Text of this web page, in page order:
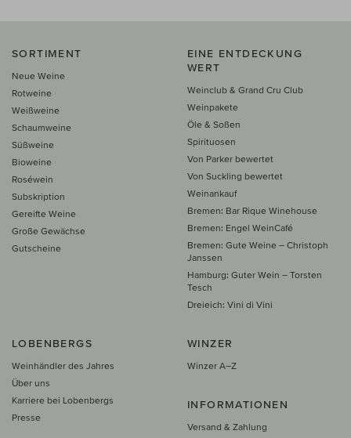
SORTIMENT
Neue Weine
Rotweine
Weißweine
Schaumweine
Süßweine
Bioweine
Roséwein
Subskription
Gereifte Weine
Große Gewächse
Gutscheine
EINE ENTDECKUNG
WERT
Weinclub & Grand Cru Club
Weinpakete
Öle & Soßen
Spirituosen
Von Parker bewertet
Von Suckling bewertet
Weinankauf
Bremen: Bar Rique Winehouse
Bremen: Engel WeinCafé
Bremen: Gute Weine – Christoph
Janssen
Hamburg: Guter Wein – Torsten
Tesch
Dreieich: Vini di Vini
LOBENBERGS
Weinhändler des Jahres
Über uns
Karriere bei Lobenbergs
Presse
WINZER
Winzer A–Z
INFORMATIONEN
Versand & Zahlung